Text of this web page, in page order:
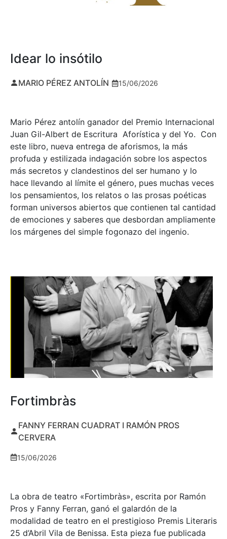
Idear lo insótilo
MARIO PÉREZ ANTOLÍN 15/06/2026
Mario Pérez antolín ganador del Premio Internacional
Juan Gil-Albert de Escritura Aforística y del Yo. Con
este libro, nueva entrega de aforismos, la más
profuda y estilizada indagación sobre los aspectos
más secretos y clandestinos del ser humano y lo
hace llevando al límite el género, pues muchas veces
los pensamientos, los relatos o las prosas poéticas
forman universos abiertos que contienen tal cantidad
de emociones y saberes que desbordan ampliamente
los márgenes del simple fogonazo del ingenio.
Fortimbràs
FANNY FERRAN CUADRAT I RAMÓN PROS
CERVERA
15/06/2026
La obra de teatro «Fortimbràs», escrita por Ramón
Pros y Fanny Ferran, ganó el galardón de la
modalidad de teatro en el prestigioso Premis Literaris
25 d’Abril Vila de Benissa. Esta pieza fue publicada